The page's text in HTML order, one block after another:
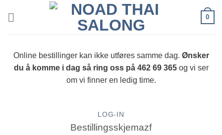
0
Online bestillinger kan ikke utføres samme dag. Ønsker
du å komme i dag så ring oss på 462 69 365og vi ser
om vi finner en ledig time.
LOG-IN
Bestillingsskjemazf